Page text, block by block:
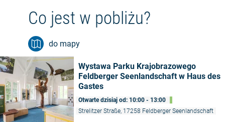
Co jest w pobliżu?
do mapy
Wystawa Parku Krajobrazowego
Feldberger Seenlandschaft w Haus des
Gastes
Otwarte dzisiaj od: 10:00 - 13:00
Strelitzer Straße, 17258 Feldberger Seenlandschaft